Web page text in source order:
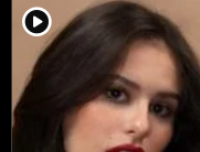
player2